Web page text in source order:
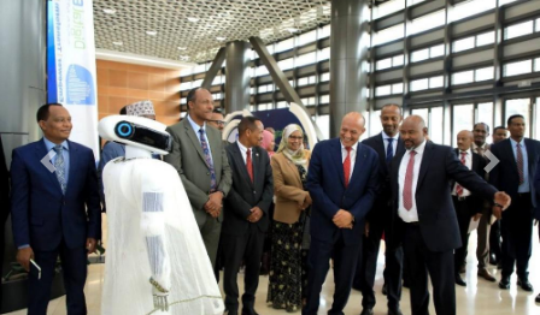
Previous Next